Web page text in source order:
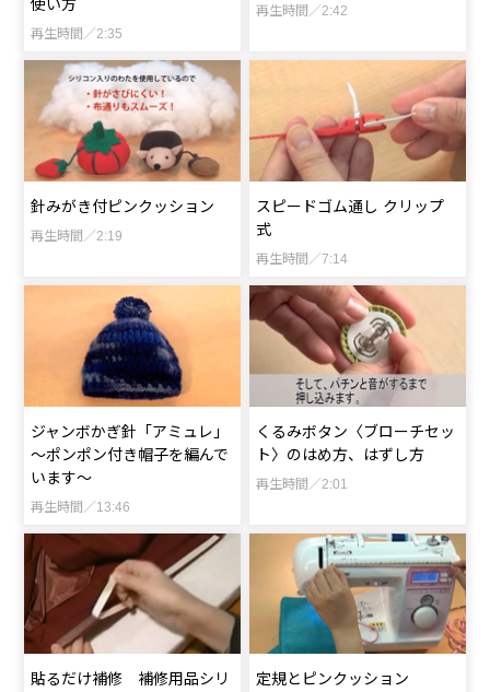
使い方
再生時間／2:35
再生時間／2:42
針みがき付ピンクッション
再生時間／2:19
スピードゴム通し クリップ
式
再生時間／7:14
ジャンボかぎ針「アミュレ」
～ポンポン付き帽子を編んで
います～
再生時間／13:46
くるみボタン〈ブローチセッ
ト〉のはめ方、はずし方
再生時間／2:01
貼るだけ補修 補修用品シリ
定規とピンクッション